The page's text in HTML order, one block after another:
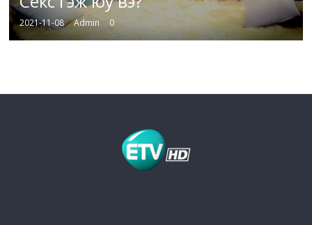
2021-11-08 Admin 0